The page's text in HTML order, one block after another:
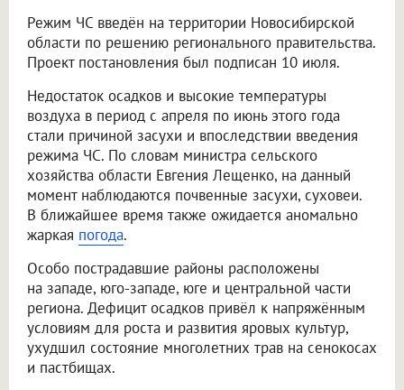
Режим ЧС введён на территории Новосибирской
области по решению регионального правительства.
Проект постановления был подписан 10 июля.
Недостаток осадков и высокие температуры
воздуха в период с апреля по июнь этого года
стали причиной засухи и впоследствии введения
режима ЧС. По словам министра сельского
хозяйства области Евгения Лещенко, на данный
момент наблюдаются почвенные засухи, суховеи.
В ближайшее время также ожидается аномально
жаркая погода.
Особо пострадавшие районы расположены
на западе, юго-западе, юге и центральной части
региона. Дефицит осадков привёл к напряжённым
условиям для роста и развития яровых культур,
ухудшил состояние многолетних трав на сенокосах
и пастбищах.